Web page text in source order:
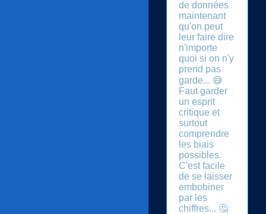
de données
maintenant
qu'on peut
leur faire dire
n'importe
quoi si on n'y
prend pas
garde... 😅
Faut garder
un esprit
critique et
surtout
comprendre
les biais
possibles.
C'est facile
de se laisser
embobiner
par les
chiffres... 🤔